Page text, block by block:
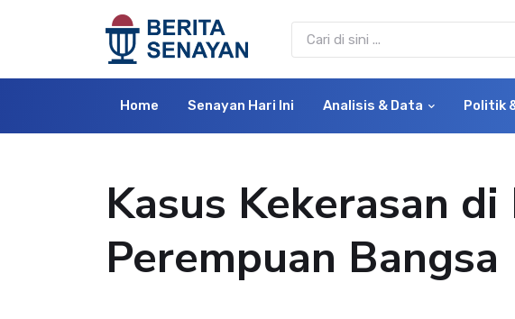
Home Senayan Hari Ini Analisis & Data Politik
Kasus Kekerasan
Perempuan Bangsa